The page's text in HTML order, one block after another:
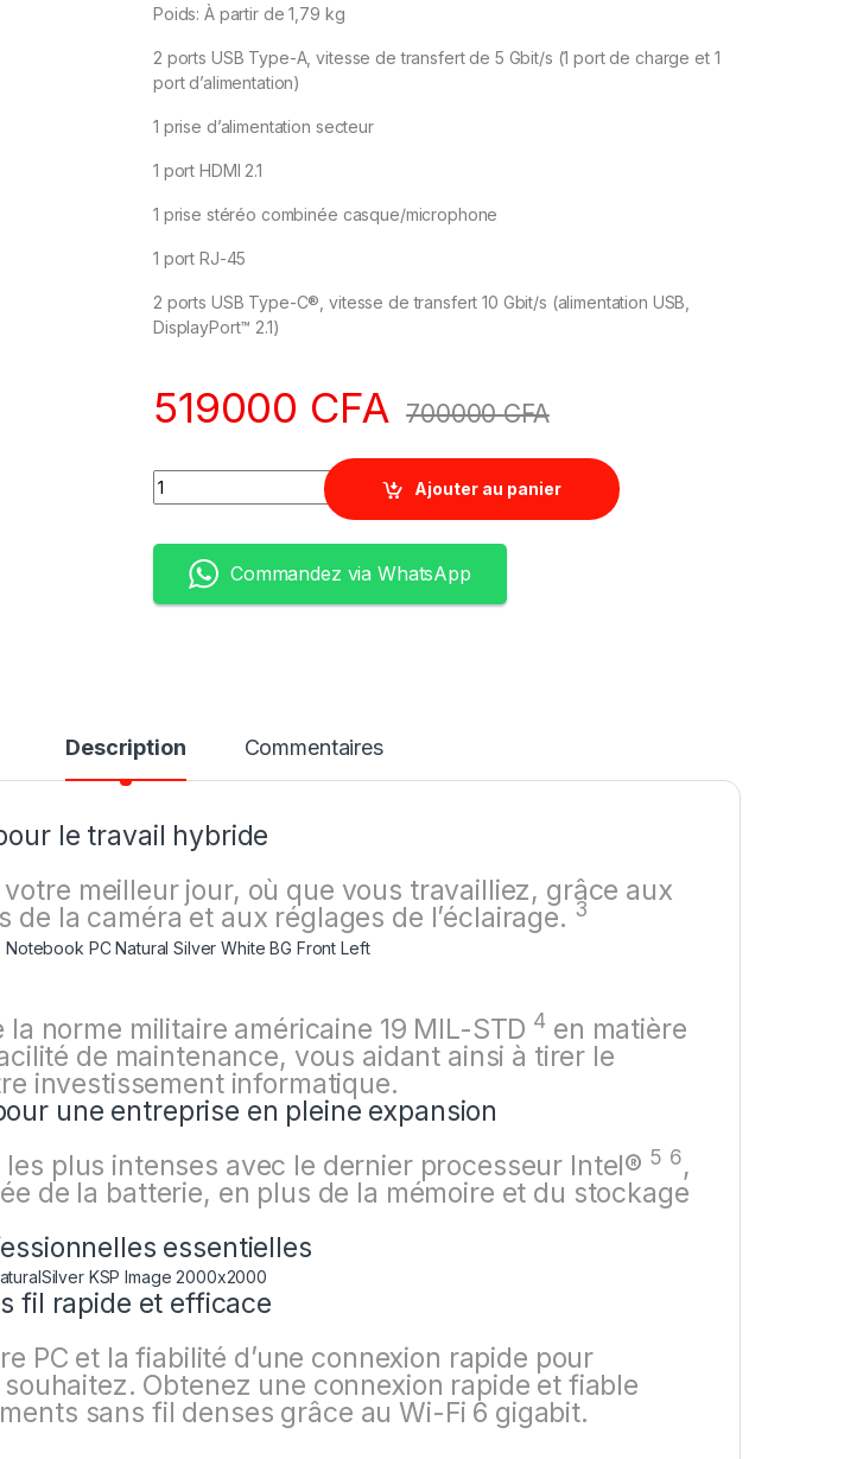
Poids: À partir de 1,79 kg
2 ports USB Type-A, vitesse de transfert de 5 Gbit/s (1 port de charge et 1
port d’alimentation)
1 prise d’alimentation secteur
1 port HDMI 2.1
1 prise stéréo combinée casque/microphone
1 port RJ-45
2 ports USB Type-C®, vitesse de transfert 10 Gbit/s (alimentation USB,
DisplayPort™ 2.1)
519000 CFA 700000CFA
Quantity
Ajouter au panier
Commandez via WhatsApp
Description Commentaires
le travail hybride
meilleur jour, où que vous travailliez, grâce aux
de la caméra et aux réglages de l’éclairage. 3
norme militaire américaine 19 MIL-STD 4 en matière
de maintenance, vous aidant ainsi à tirer le
investissement informatique.
une entreprise en pleine expansion
plus intenses avec le dernier processeur Intel® 5 6,
de la batterie, en plus de la mémoire et du stockage
essentielles
fil rapide et efficace
PC et la fiabilité d’une connexion rapide pour
Obtenez une connexion rapide et fiable
sans fil denses grâce au Wi-Fi 6 gigabit.